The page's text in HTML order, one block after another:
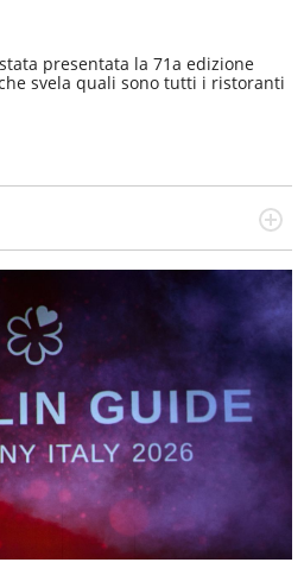
presentata la 71a edizione
svela quali sono tutti i ristoranti
Da oltre dieci anni si occupa di
scrivendo di sport, attualità,